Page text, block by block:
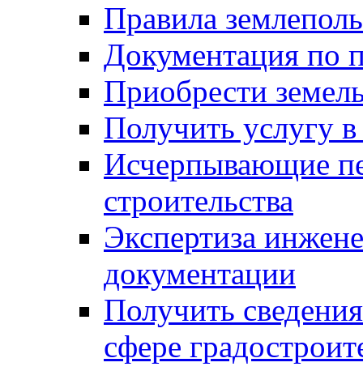
Правила
Документация по
Приобрести
Получить услугу в
Исчерпывающие
строительства
Экспертиза
документации
Получить
сфере